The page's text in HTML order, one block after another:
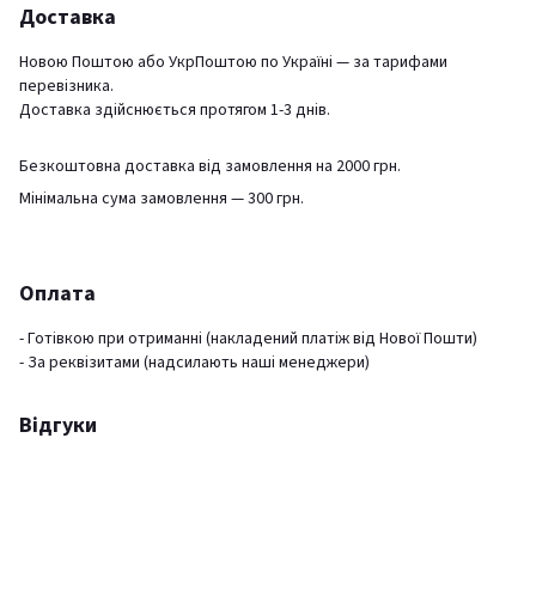
Доставка
Новою Поштою або УкрПоштою по Україні — за тарифами
перевізника.
Доставка здійснюється протягом 1-3 днів.
Безкоштовна доставка від замовлення на 2000 грн.
Мінімальна сума замовлення — 300 грн.
Оплата
- Готівкою при отриманні (накладений платіж від Нової Пошти)
- За реквізитами (надсилають наші менеджери)
Відгуки